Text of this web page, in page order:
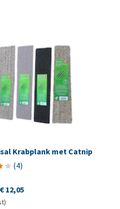
Krabplank met Catnip
(4)
€ 12,05